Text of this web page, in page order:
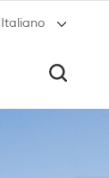
Italiano